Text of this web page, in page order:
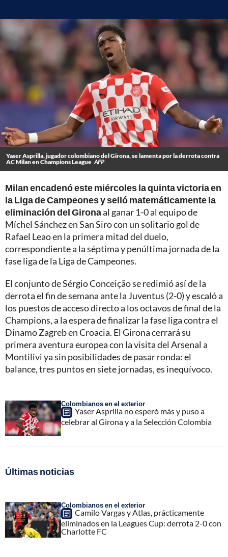
Yaser Asprilla, jugador colombiano del Girona, se lamenta por la derrota contra
AC Milan en Champions League AFP
Milan encadenó este miércoles la quinta victoria en
la Liga de Campeones y selló matemáticamente la
eliminación del Gironaal ganar 1-0 al equipo de
Míchel Sánchez en San Siro con un solitario gol de
Rafael Leao en la primera mitad del duelo,
correspondiente a la séptima y penúltima jornada de la
fase liga de la Liga de Campeones.
El conjunto de Sérgio Conceição se redimió así de la
derrota el fin de semana ante la Juventus (2-0) y escaló a
los puestos de acceso directo a los octavos de final de la
Champions, a la espera de finalizar la fase liga contra el
Dinamo Zagreb en Croacia. El Girona cerrará su
primera aventura europea con la visita del Arsenal a
Montilivi ya sin posibilidades de pasar ronda: el
balance, tres puntos en siete jornadas, es inequívoco.
Colombianos en el exterior
Yaser Asprilla no esperó más y puso a
celebrar al Girona y a la Selección Colombia
Últimas noticias
Colombianos en el exterior
Camilo Vargas y Atlas, prácticamente
eliminados en la Leagues Cup: derrota 2-0 con
Charlotte FC